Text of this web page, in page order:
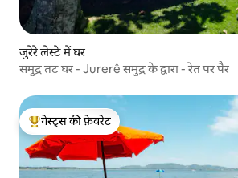
जुरेरे लेस्टे में घर
समुद्र तट घर - Jurerê समुद्र के द्वारा - रेत पर पैर
गेस्ट्स का टॉप फ़ेवरेट
गेस्ट्स की फ़ेवरेट